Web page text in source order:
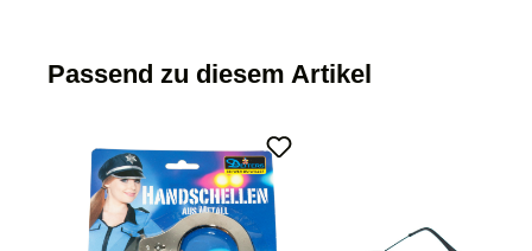
Passend zu diesem Artikel